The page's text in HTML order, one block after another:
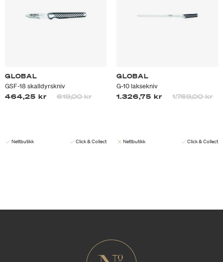
GLOBAL
GSF-18 skalldyrskniv
464,25 kr
Prisen er nedsatt fra
619,00 krtil
Nettbutikk Click & Collect
GLOBAL
G-10 laksekniv
1.326,75 kr
Prisen er
1.769,00 krtil
Nettbutikk Click & Collect